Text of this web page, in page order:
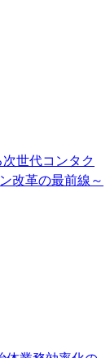
世代コンタク
改革の最前線～